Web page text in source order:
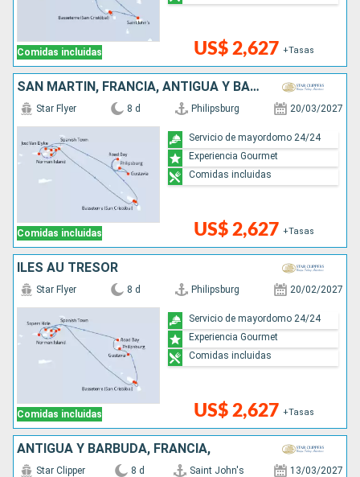
Comidas incluidas US$ 2,627 +Tasas
SAN MARTÍN, FRANCIA, ANTIGUA Y BARBUDA,
Comidas incluidas
Star Flyer 8 d Philipsburg 20/03/2027
US$ 2,627 +Tasas
Servicio de mayordomo 24/24
Experiencia Gourmet
Comidas incluidas
ÎLES AU TRÉSOR
Comidas incluidas
Star Flyer 8 d Philipsburg 20/02/2027
US$ 2,627 +Tasas
Servicio de mayordomo 24/24
Experiencia Gourmet
Comidas incluidas
ANTIGUA Y BARBUDA, FRANCIA,
Star Clipper 8 d Saint John's 13/03/2027